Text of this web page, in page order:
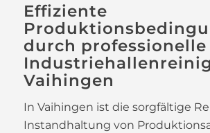
Effiziente
durch professionelle
Vaihingen
In Vaihingen ist die sorgfältige
Instandhaltung von